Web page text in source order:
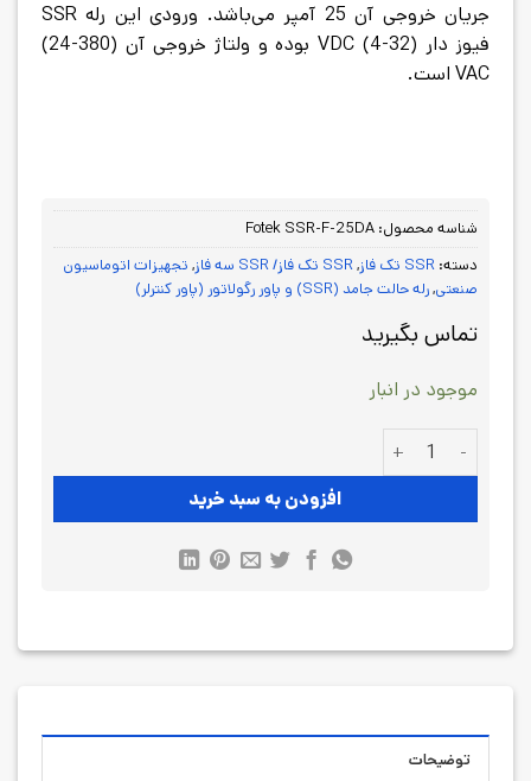
جریان خروجی آن 25 آمپر می‌باشد. ورودی این رله SSR
فیوز دار (32-4) VDC بوده و ولتاژ خروجی آن (380-24)
VAC است.
شناسه محصول: Fotek SSR-F-25DA
دسته: SSR تک فاز ,SSR تک فاز/ SSR سه فاز , تجهیزات اتوماسیون
صنعتی,رله حالت جامد (SSR) و پاور رگولاتور (پاور کنترلر)
تماس بگیرید
موجود در انبار
افزودن به سبد خرید
توضیحات